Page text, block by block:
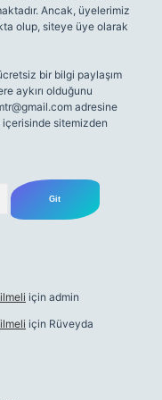
Ancak, üyelerimiz
olup, siteye üye olarak
bir bilgi paylaşım
aykırı olduğunu
adresine
sitemizden
için admin
için Rüveyda